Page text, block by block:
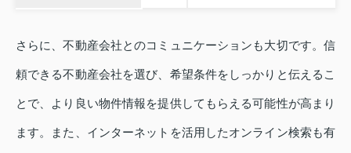
さらに、不動産会社とのコミュニケーションも大切です。信
頼できる不動産会社を選び、希望条件をしっかりと伝えるこ
とで、より良い物件情報を提供してもらえる可能性が高まり
ます。また、インターネットを活用したオンライン検索も有